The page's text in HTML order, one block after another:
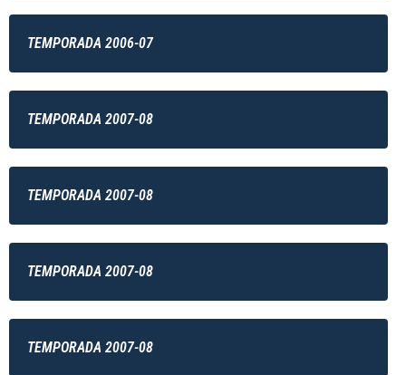
TEMPORADA 2006-07
TEMPORADA 2007-08
TEMPORADA 2007-08
TEMPORADA 2007-08
TEMPORADA 2007-08